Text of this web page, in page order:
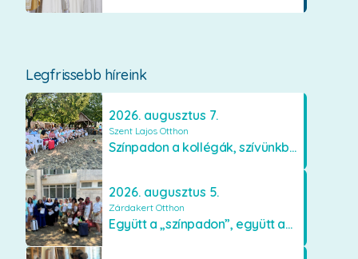
Legfrissebb híreink
2026. augusztus 7.
Szent Lajos Otthon
Színpadon a kollégák, szívünkben a lakók
2026. augusztus 5.
Zárdakert Otthon
Együtt a „színpadon”, együtt az élményekért 🎭✨